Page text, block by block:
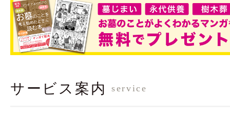
サービス案内 service